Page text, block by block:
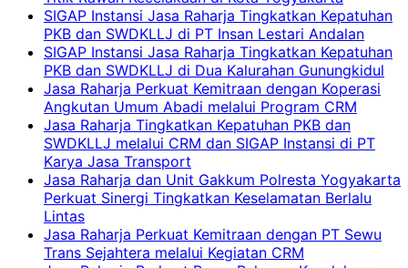
SIGAP Instansi Jasa Raharja Tingkatkan Kepatuhan
PKB dan SWDKLLJ di PT Insan Lestari Andalan
SIGAP Instansi Jasa Raharja Tingkatkan Kepatuhan
PKB dan SWDKLLJ di Dua Kalurahan Gunungkidul
Jasa Raharja Perkuat Kemitraan dengan Koperasi
Angkutan Umum Abadi melalui Program CRM
Jasa Raharja Tingkatkan Kepatuhan PKB dan
SWDKLLJ melalui CRM dan SIGAP Instansi di PT
Karya Jasa Transport
Jasa Raharja dan Unit Gakkum Polresta Yogyakarta
Perkuat Sinergi Tingkatkan Keselamatan Berlalu
Lintas
Jasa Raharja Perkuat Kemitraan dengan PT Sewu
Trans Sejahtera melalui Kegiatan CRM